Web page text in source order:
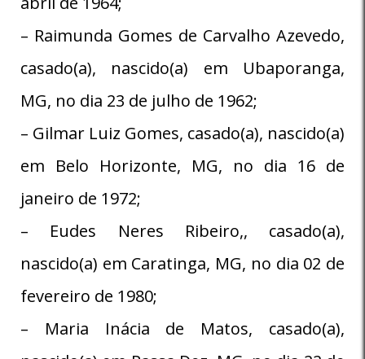
– Raimunda Gomes de Carvalho Azevedo,
casado(a), nascido(a) em Ubaporanga,
MG, no dia 23 de julho de 1962;
– Gilmar Luiz Gomes, casado(a), nascido(a)
em Belo Horizonte, MG, no dia 16 de
janeiro de 1972;
– Eudes Neres Ribeiro,, casado(a),
nascido(a) em Caratinga, MG, no dia 02 de
fevereiro de 1980;
– Maria Inácia de Matos, casado(a),